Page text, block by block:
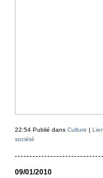
22:54 Publié dans Culture |
société
09/01/2010